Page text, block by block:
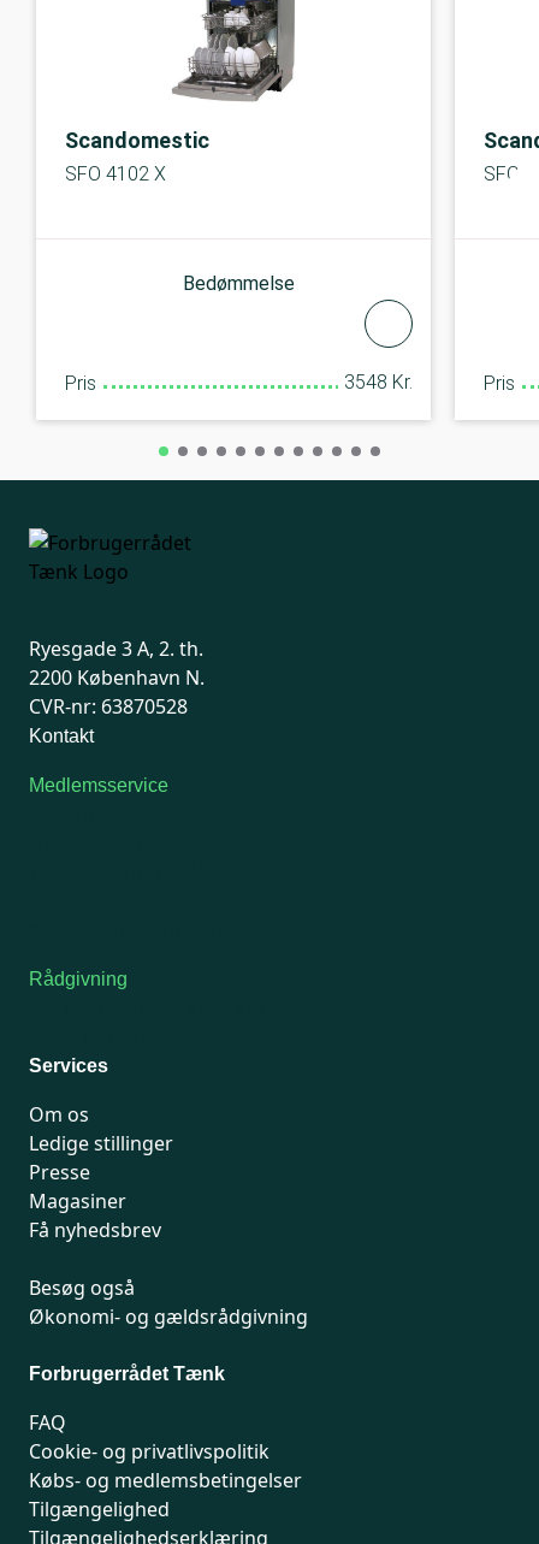
Scandomestic
SFO 4102 X
Bedømmelse
Pris 3548 Kr.
SFO
Pris
Ryesgade 3 A, 2. th.
2200 København N.
CVR-nr: 63870528
Kontakt
Medlemsservice
Rådgivning
Services
Om os
Ledige stillinger
Presse
Magasiner
Få nyhedsbrev
Besøg også
Økonomi- og gældsrådgivning
Forbrugerrådet Tænk
FAQ
Cookie- og privatlivspolitik
Købs- og medlemsbetingelser
Tilgængelighed
Tilgængelighedserklæring